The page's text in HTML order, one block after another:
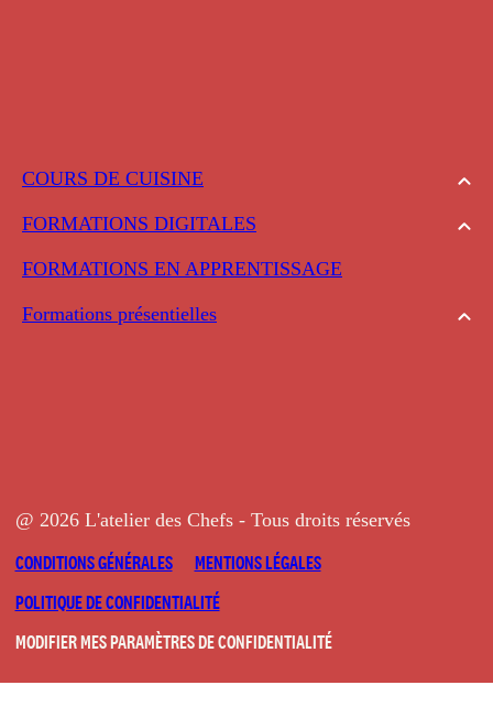
COURS DE CUISINE
FORMATIONS DIGITALES
FORMATIONS EN APPRENTISSAGE
Formations présentielles
@ 2026 L'atelier des Chefs - Tous droits réservés
CONDITIONS GÉNÉRALES
MENTIONS LÉGALES
POLITIQUE DE CONFIDENTIALITÉ
MODIFIER MES PARAMÈTRES DE CONFIDENTIALITÉ